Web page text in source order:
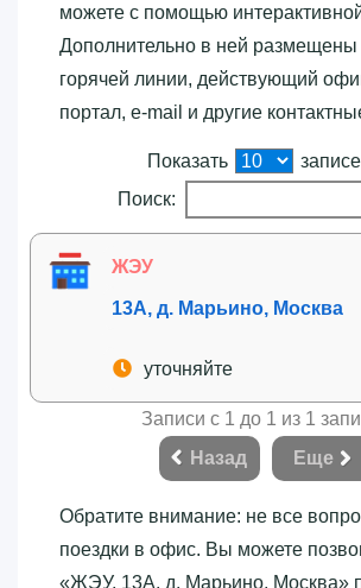
можете с помощью
Дополнительно в ней размещены
горячей линии, действующий
портал, e-mail и другие
Показать
Поиск:
ЖЭУ
13А, д. Марьино, Москва
уточняйте
Записи с 1 до 1 из 1
Назад
Еще
Обратите внимание: не все
поездки в офис. Вы можете
«‎ЖЭУ, 13А, д. Марьино, Москва»‎